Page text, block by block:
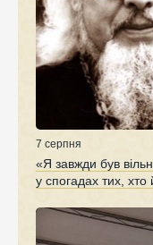
7 серпня
«Я завжди був
у спогадах тих, хто